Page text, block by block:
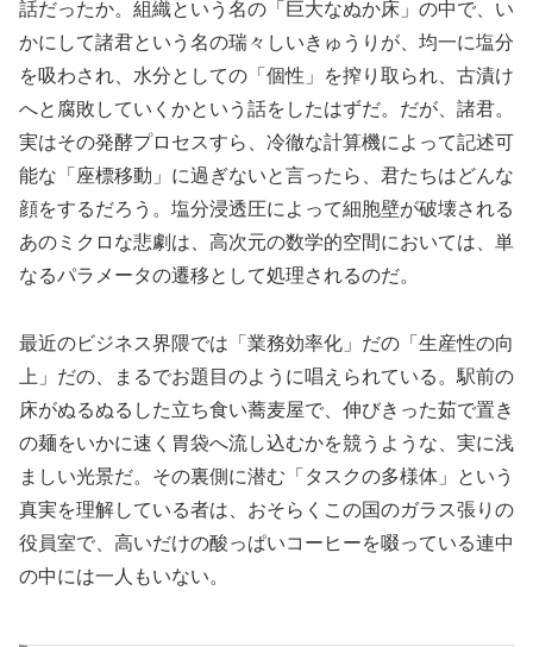
話だったか。組織という名の「巨大なぬか床」の中で、い
かにして諸君という名の瑞々しいきゅうりが、均一に塩分
を吸わされ、水分としての「個性」を搾り取られ、古漬け
へと腐敗していくかという話をしたはずだ。だが、諸君。
実はその発酵プロセスすら、冷徹な計算機によって記述可
能な「座標移動」に過ぎないと言ったら、君たちはどんな
顔をするだろう。塩分浸透圧によって細胞壁が破壊される
あのミクロな悲劇は、高次元の数学的空間においては、単
なるパラメータの遷移として処理されるのだ。
最近のビジネス界隈では「業務効率化」だの「生産性の向
上」だの、まるでお題目のように唱えられている。駅前の
床がぬるぬるした立ち食い蕎麦屋で、伸びきった茹で置き
の麺をいかに速く胃袋へ流し込むかを競うような、実に浅
ましい光景だ。その裏側に潜む「タスクの多様体」という
真実を理解している者は、おそらくこの国のガラス張りの
役員室で、高いだけの酸っぱいコーヒーを啜っている連中
の中には一人もいない。